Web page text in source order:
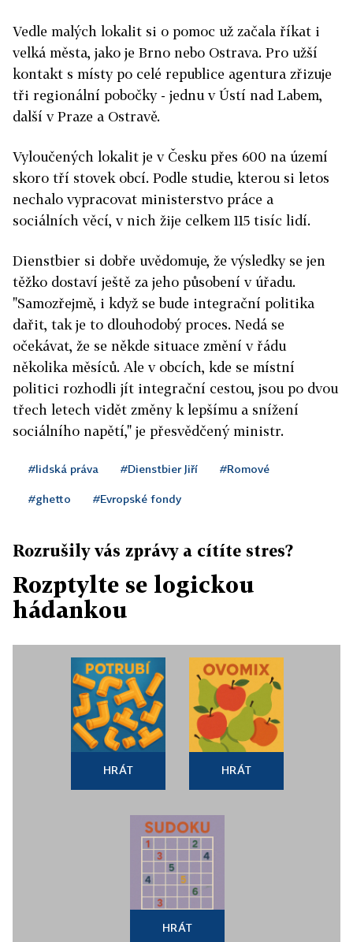
Vedle malých lokalit si o pomoc už začala říkat i
velká města, jako je Brno nebo Ostrava. Pro užší
kontakt s místy po celé republice agentura zřizuje
tři regionální pobočky - jednu v Ústí nad Labem,
další v Praze a Ostravě.
Vyloučených lokalit je v Česku přes 600 na území
skoro tří stovek obcí. Podle studie, kterou si letos
nechalo vypracovat ministerstvo práce a
sociálních věcí, v nich žije celkem 115 tisíc lidí.
Dienstbier si dobře uvědomuje, že výsledky se jen
těžko dostaví ještě za jeho působení v úřadu.
"Samozřejmě, i když se bude integrační politika
dařit, tak je to dlouhodobý proces. Nedá se
očekávat, že se někde situace změní v řádu
několika měsíců. Ale v obcích, kde se místní
politici rozhodli jít integrační cestou, jsou po dvou
třech letech vidět změny k lepšímu a snížení
sociálního napětí," je přesvědčený ministr.
#lidská práva #Dienstbier Jiří #Romové
#ghetto #Evropské fondy
Rozrušily vás zprávy a cítíte stres?
Rozptylte se logickou
hádankou
HRÁT HRÁT
HRÁT